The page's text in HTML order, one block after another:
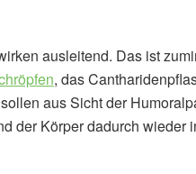
ausleitend. Das ist
, das
aus Sicht der
der Körper dadurch wieder